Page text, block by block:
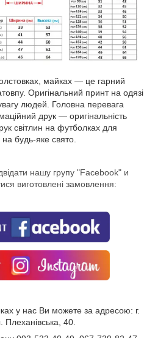
майках — це гарний
Оригінальний принт на одязі
людей. Головна перевага
друк — оригінальність
світлин на футболках для
на будь-яке свято.
нашу групу "Facebook" и
виготовлені замовлення:
у нас Ви можете за адресою: г.
Плеханівська, 40.